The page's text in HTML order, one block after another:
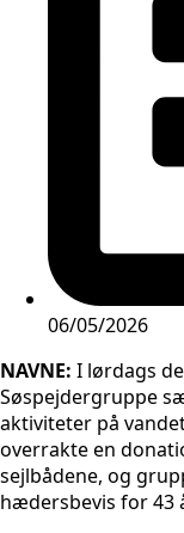
06/05/2026
NAVNE: I lørdags
Søspejdergruppe
aktiviteter på
overrakte en
sejlbådene, og
hædersbevis for 43